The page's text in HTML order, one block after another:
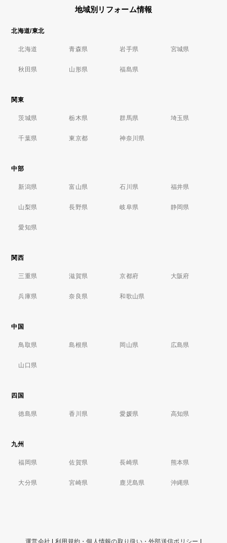
地域別リフォーム情報
北海道/東北
北海道 青森県 岩手県 宮城県
秋田県 山形県 福島県
関東
茨城県 栃木県 群馬県 埼玉県
千葉県 東京都 神奈川県
中部
新潟県 富山県 石川県 福井県
山梨県 長野県 岐阜県 静岡県
愛知県
関西
三重県 滋賀県 京都府 大阪府
兵庫県 奈良県 和歌山県
中国
鳥取県 島根県 岡山県 広島県
山口県
四国
徳島県 香川県 愛媛県 高知県
九州
福岡県 佐賀県 長崎県 熊本県
大分県 宮崎県 鹿児島県 沖縄県
運営会社 | 利用規約・個人情報の取り扱い・外部送信ポリシー |